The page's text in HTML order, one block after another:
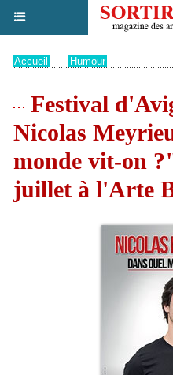
Accueil Humour
Festival
Nicolas
monde vit-on
juillet à l'Arte